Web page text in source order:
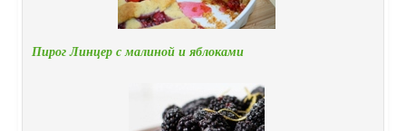
Пирог Линцер с малиной и яблоками